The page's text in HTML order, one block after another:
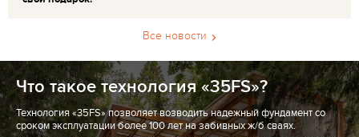
Все новости
Что такое технология «35FS»?
Технология «35FS» позволяет возводить надежный фундамент со
сроком эксплуатации более 100 лет на забивных ж/б сваях.